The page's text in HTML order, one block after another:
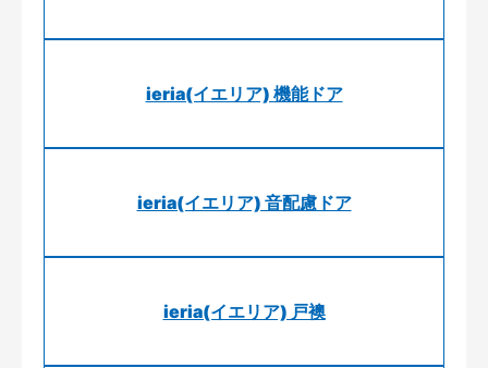
ieria(イエリア) 機能ドア
ieria(イエリア) 音配慮ドア
ieria(イエリア) 戸襖